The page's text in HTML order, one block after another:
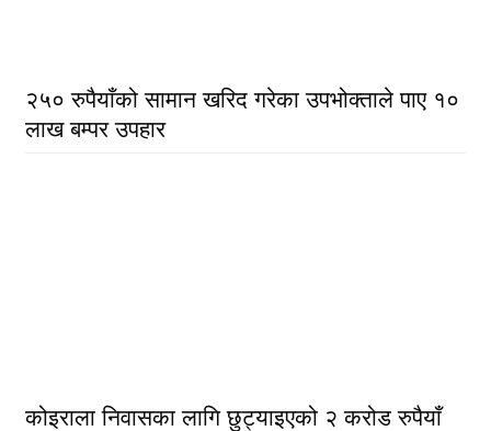
२५० रुपैयाँको सामान खरिद गरेका उपभोक्ताले पाए १०
लाख बम्पर उपहार
कोइराला निवासका लागि छुट्याइएको २ करोड रुपैयाँ